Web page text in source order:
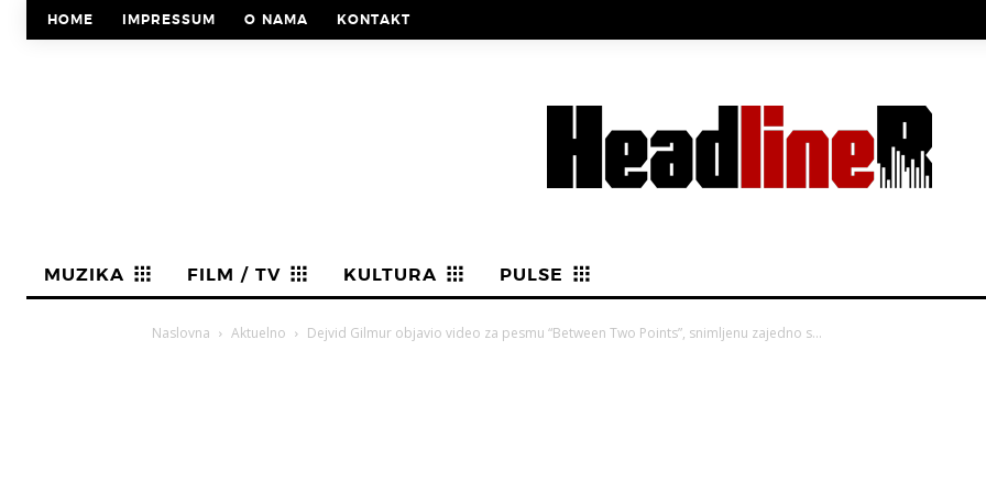
HOME IMPRESSUM O NAMA KONTAKT
MUZIKA FILM / TV KULTURA PULSE
Naslovna Aktuelno Dejvid Gilmur objavio video za pesmu “Between Two Points”, snimljenu zajedno s...